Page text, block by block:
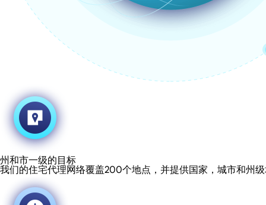
州和市一级的目标
我们的住宅代理网络覆盖200个地点，并提供国家，城市和州